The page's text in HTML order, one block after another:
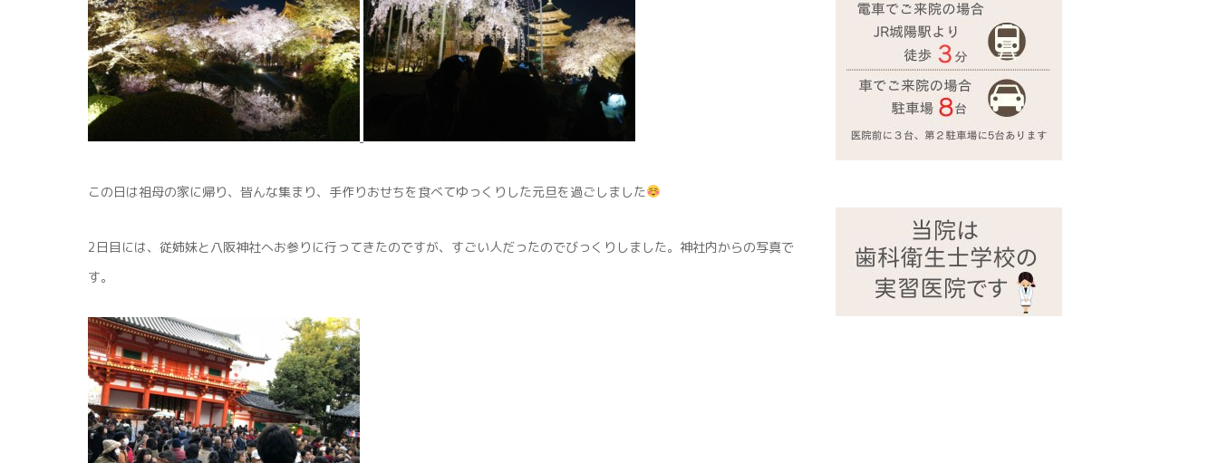
この日は祖母の家に帰り、皆んな集まり、手作りおせちを食べてゆっくりした元旦を過ごしました
2日目には、従姉妹と八阪神社へお参りに行ってきたのですが、すごい人だったのでびっくりしました。神社内からの写真で
す。